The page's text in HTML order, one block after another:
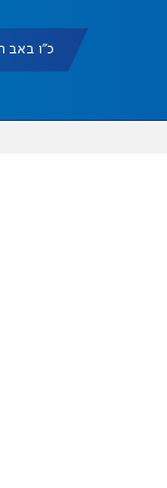
כ"ו באב